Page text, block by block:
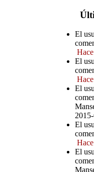
El
El
El
El
El